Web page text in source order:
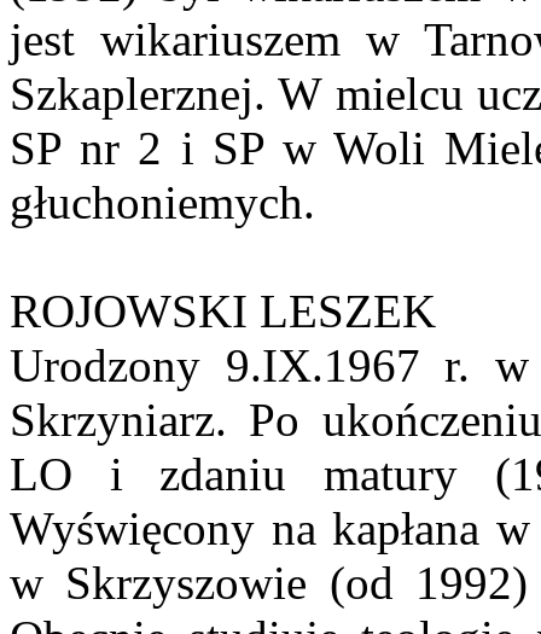
jest wikariuszem w
Szkaplerznej. W mielcu
SP nr 2 i SP w Woli
głuchoniemych.
ROJOWSKI LESZEK
Urodzony 9.IX.1967 r. w
Skrzyniarz. Po
LO i zdaniu matury
Wyświęcony na kapłana
w Skrzyszowie (od